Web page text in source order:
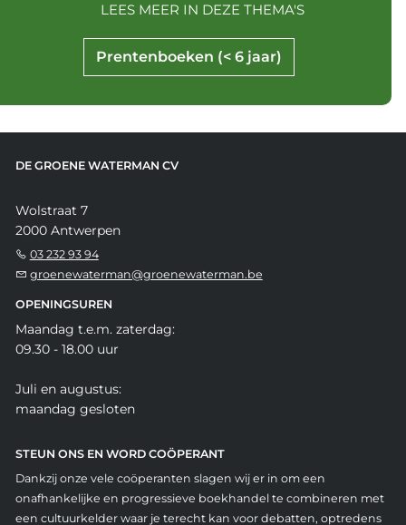
Prentenboeken (< 6 jaar)
LEES MEER IN DEZE THEMA'S
DE GROENE WATERMAN CV
Wolstraat 7
2000 Antwerpen
03 232 93 94
groenewaterman@groenewaterman.be
OPENINGSUREN
Maandag t.e.m. zaterdag:
09.30 - 18.00 uur
Juli en augustus:
maandag gesloten
STEUN ONS EN WORD COÖPERANT
Dankzij onze vele coöperanten slagen wij er in om een
onafhankelijke en progressieve boekhandel te combineren met
een cultuurkelder waar je terecht kan voor debatten, optredens